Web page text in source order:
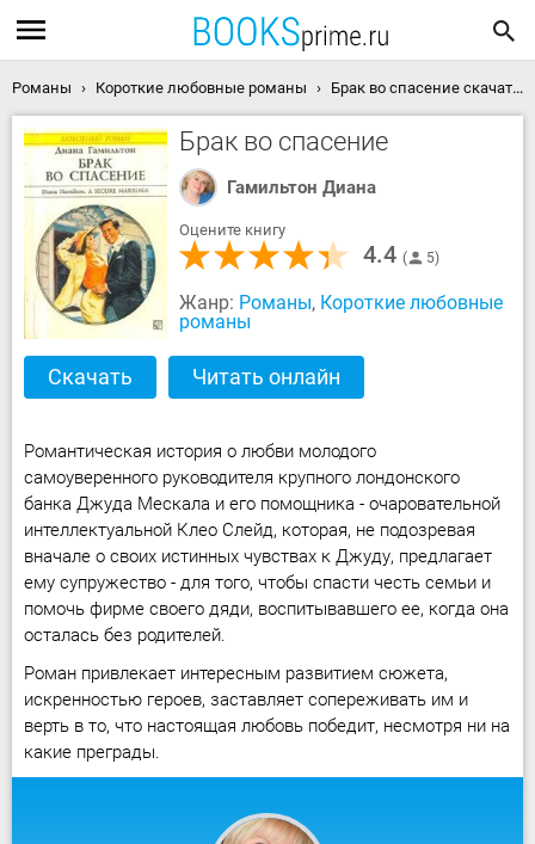
Романы Короткие любовные романы Брак во спасение скачать книгу
Брак во спасение
Гамильтон Диана
Оцените книгу
4.4 5
Жанр: Романы, Короткие любовные
романы
Скачать Читать онлайн
Романтическая история о любви молодого
самоуверенного руководителя крупного лондонского
банка Джуда Мескала и его помощника - очаровательной
интеллектуальной Клео Слейд, которая, не подозревая
вначале о своих истинных чувствах к Джуду, предлагает
ему супружество - для того, чтобы спасти честь семьи и
помочь фирме своего дяди, воспитывавшего ее, когда она
осталась без родителей.
Роман привлекает интересным развитием сюжета,
искренностью героев, заставляет сопереживать им и
верть в то, что настоящая любовь победит, несмотря ни на
какие преграды.